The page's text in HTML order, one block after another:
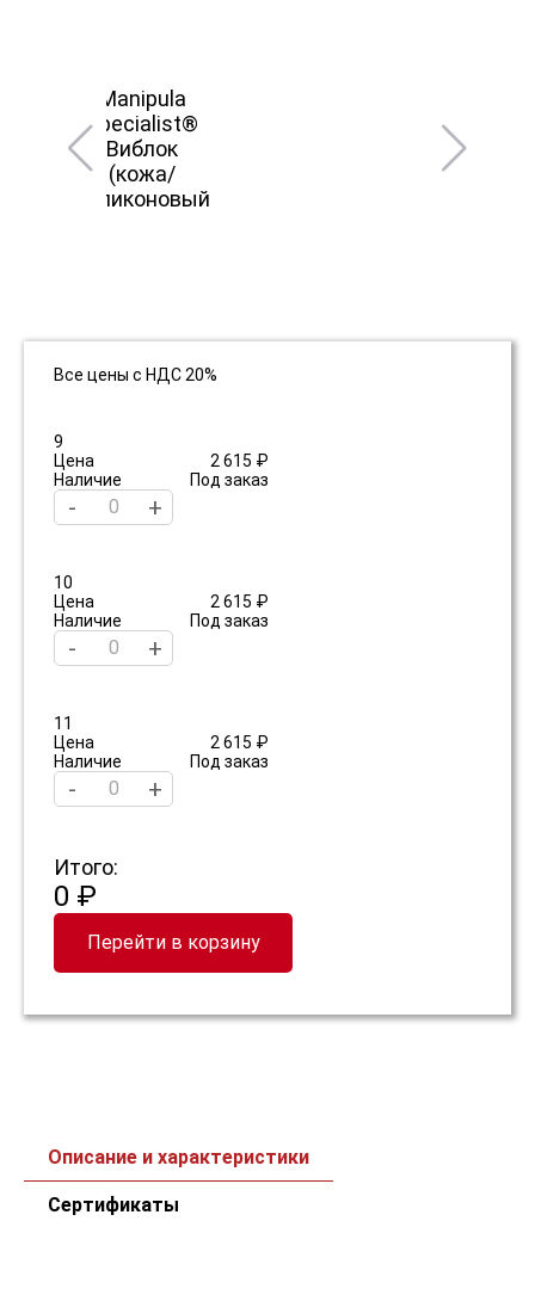
Все цены с НДС 20%
9
Цена
2 615 ₽
Наличие
Под заказ
- +
10
Цена
2 615 ₽
Наличие
Под заказ
- +
11
Цена
2 615 ₽
Наличие
Под заказ
- +
Итого:
0 ₽
Перейти в корзину
Описание и характеристики
Сертификаты